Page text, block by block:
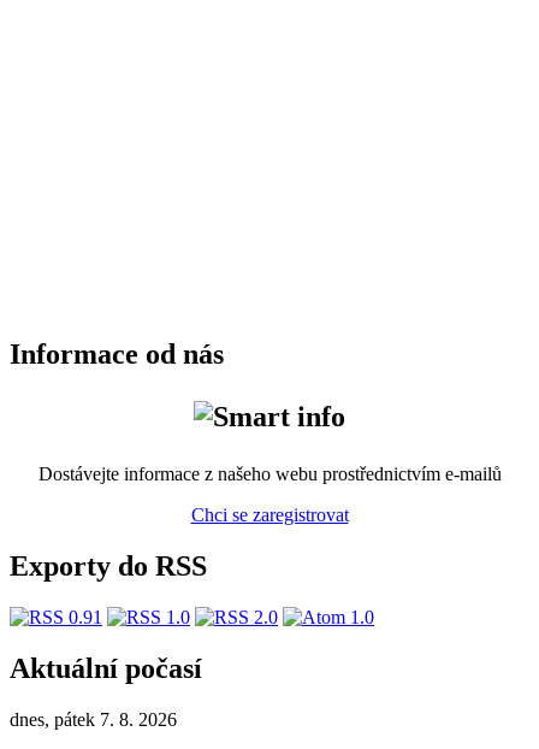
Informace od nás
Dostávejte informace z našeho webu prostřednictvím e-mailů
Chci se zaregistrovat
Exporty do RSS
Aktuální počasí
dnes, pátek 7. 8. 2026